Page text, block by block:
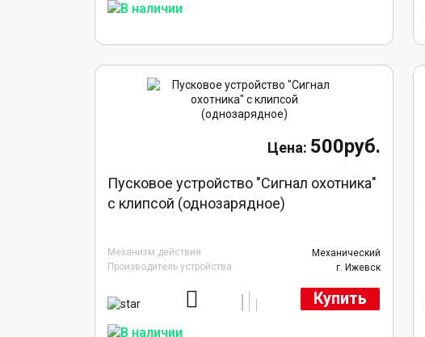
500руб.
Пусковое устройство "Сигнал охотника"
с клипсой (однозарядное)
Механизм действия
Механический
Производитель устройства
г. Ижевск
Купить